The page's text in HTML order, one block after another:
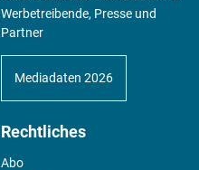
Werbetreibende, Presse und
Partner
Mediadaten 2026
Rechtliches
Abo